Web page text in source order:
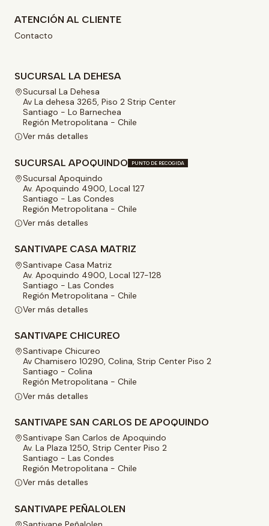
ATENCIÓN AL CLIENTE
Contacto
SUCURSAL LA DEHESA
Sucursal La Dehesa
Av La dehesa 3265, Piso 2 Strip Center
Santiago - Lo Barnechea
Región Metropolitana - Chile
Ver más detalles
SUCURSAL APOQUINDO PUNTO DE RECOGIDA
Sucursal Apoquindo
Av. Apoquindo 4900, Local 127
Santiago - Las Condes
Región Metropolitana - Chile
Ver más detalles
SANTIVAPE CASA MATRIZ
Santivape Casa Matriz
Av. Apoquindo 4900, Local 127-128
Santiago - Las Condes
Región Metropolitana - Chile
Ver más detalles
SANTIVAPE CHICUREO
Santivape Chicureo
Av Chamisero 10290, Colina, Strip Center Piso 2
Santiago - Colina
Región Metropolitana - Chile
Ver más detalles
SANTIVAPE SAN CARLOS DE APOQUINDO
Santivape San Carlos de Apoquindo
Av. La Plaza 1250, Strip Center Piso 2
Santiago - Las Condes
Región Metropolitana - Chile
Ver más detalles
SANTIVAPE PEÑALOLEN